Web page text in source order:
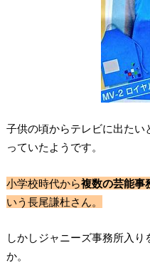
子供の頃からテレビに出たい
っていたようです。
小学校時代から複数の芸能事
いう長尾謙杜さん。
しかしジャニーズ事務所入り
か。